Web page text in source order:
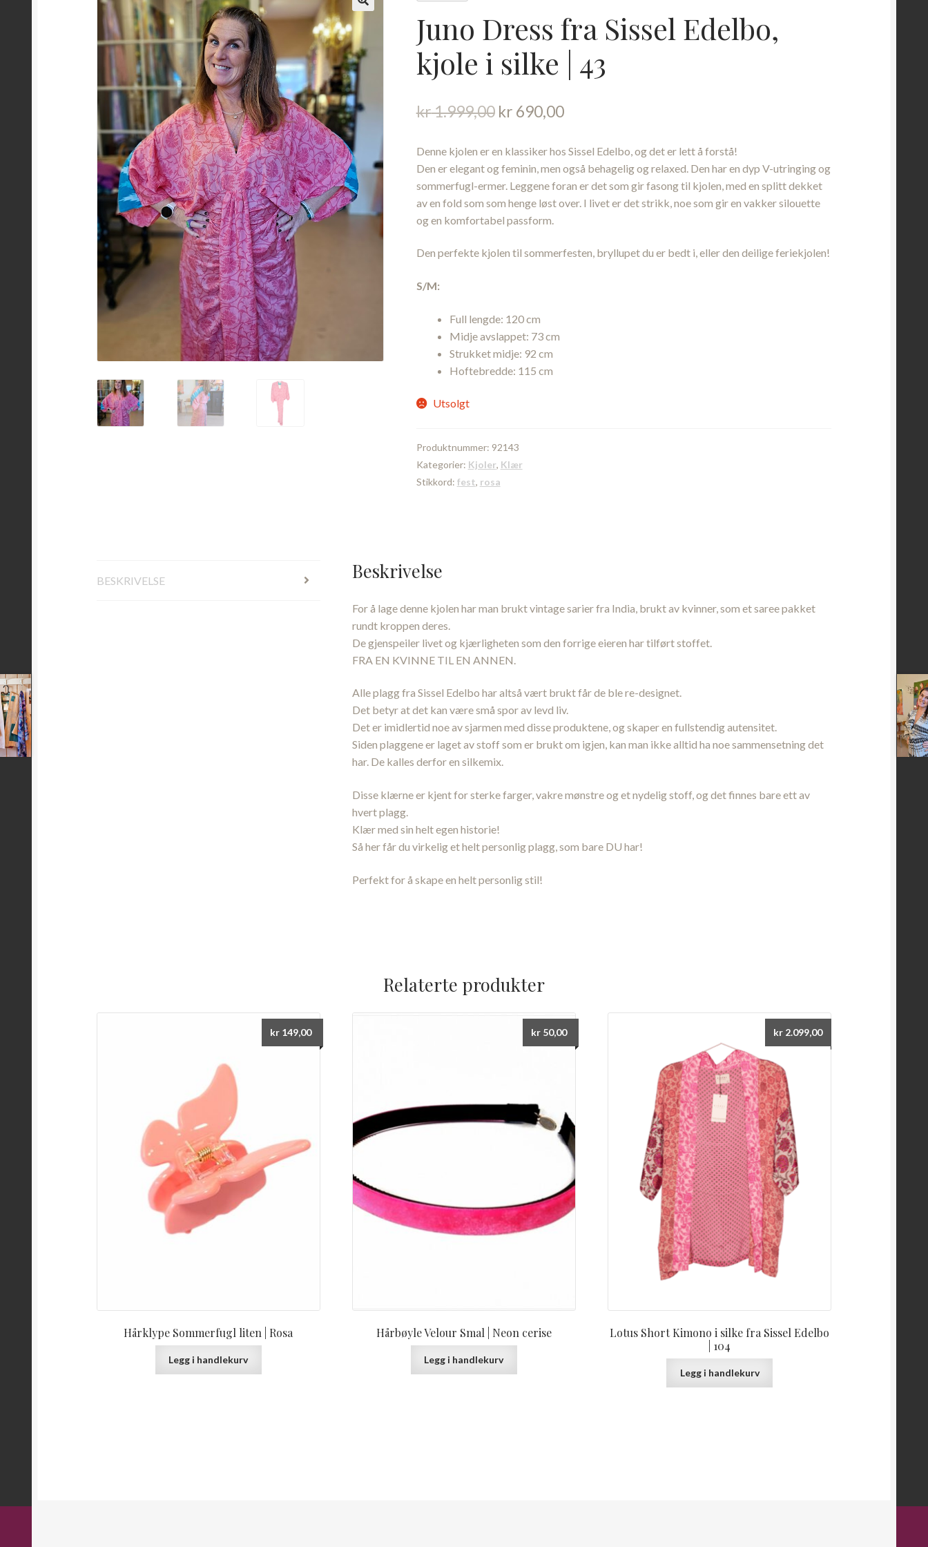
Juno Dress fra Sissel Edelbo,
kjole i silke | 43
kr1.999,00 Opprinnelig
var:
kr 1.999,00.
kr 690,00Nåværende
er:
kr 690,00.
Denne kjolen er en klassiker hos Sissel Edelbo, og det er lett å forstå!
Den er elegant og feminin, men også behagelig og relaxed. Den har en dyp V-utringing og
sommerfugl-ermer. Leggene foran er det som gir fasong til kjolen, med en splitt dekket
av en fold som som henge løst over. I livet er det strikk, noe som gir en vakker silouette
og en komfortabel passform.
Den perfekte kjolen til sommerfesten, bryllupet du er bedt i, eller den deilige feriekjolen!
S/M:
Full lengde: 120 cm
Midje avslappet: 73 cm
Strukket midje: 92 cm
Hoftebredde: 115 cm
Utsolgt
Produktnummer: 92143
Kategorier: Kjoler, Klær
Stikkord: fest, rosa
BESKRIVELSE Beskrivelse
For å lage denne kjolen har man brukt vintage sarier fra India, brukt av kvinner, som et saree pakket
rundt kroppen deres.
De gjenspeiler livet og kjærligheten som den forrige eieren har tilført stoffet.
FRA EN KVINNE TIL EN ANNEN.
Alle plagg fra Sissel Edelbo har altså vært brukt får de ble re-designet.
Det betyr at det kan være små spor av levd liv.
Det er imidlertid noe av sjarmen med disse produktene, og skaper en fullstendig autensitet.
Siden plaggene er laget av stoff som er brukt om igjen, kan man ikke alltid ha noe sammensetning det
har. De kalles derfor en silkemix.
Disse klærne er kjent for sterke farger, vakre mønstre og et nydelig stoff, og det finnes bare ett av
hvert plagg.
Klær med sin helt egen historie!
Så her får du virkelig et helt personlig plagg, som bare DU har!
Perfekt for å skape en helt personlig stil!
Relaterte produkter
Hårklype Sommerfugl liten | Rosa
kr149,00
Legg i handlekurv
Hårbøyle Velour Smal | Neon cerise
kr50,00
Legg i handlekurv
Lotus Short Kimono i silke fra Sissel Edelbo
| 104
kr2.099,00
Legg i handlekurv